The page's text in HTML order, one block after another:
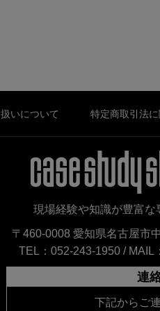
いについて 特定商取引法
現場経験や知識が豊富
〒460-0008 愛知県名古屋市
TEL：052-243-1950 / MAIL
連
下記からご